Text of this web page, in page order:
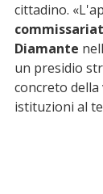
cittadino.
Diamante
un presidio
concreto della
istituzioni al